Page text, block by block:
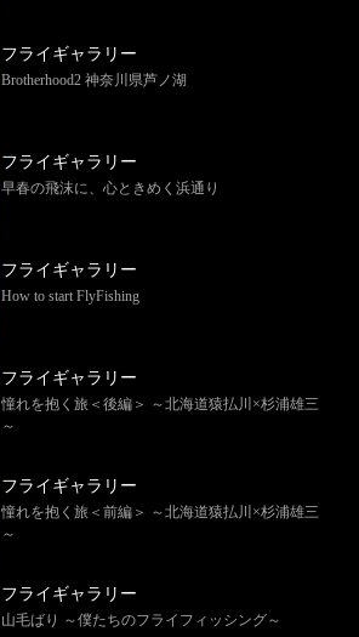
フライギャラリー
Brotherhood2 神奈川県芦ノ湖
フライギャラリー
早春の飛沫に、心ときめく浜通り
フライギャラリー
How to start FlyFishing
フライギャラリー
憧れを抱く旅＜後編＞ ～北海道猿払川×杉浦雄三
～
フライギャラリー
憧れを抱く旅＜前編＞ ～北海道猿払川×杉浦雄三
～
フライギャラリー
山毛ばり ～僕たちのフライフィッシング～